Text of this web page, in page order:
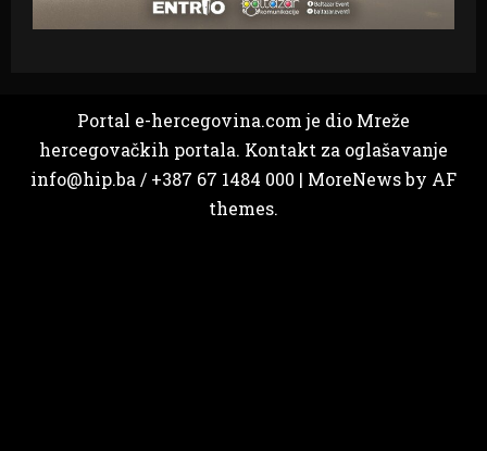
Portal e-hercegovina.com je dio Mreže
hercegovačkih portala. Kontakt za oglašavanje
info@hip.ba / +387 67 1484 000 | MoreNewsby AF
themes.